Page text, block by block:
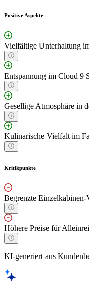
Positive Aspekte
Vielfältige Unterhaltung
Entspannung im Cloud 9
Gesellige Atmosphäre in
Kulinarische Vielfalt im
Kritikpunkte
Begrenzte
Höhere Preise für
KI-generiert aus